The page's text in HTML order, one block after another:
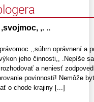
,. ..
,,súhrn oprávnení a
jeho činnosti,, .Nepíše
a neniesť
povinností! Nemôže
o chode krajiny [...]